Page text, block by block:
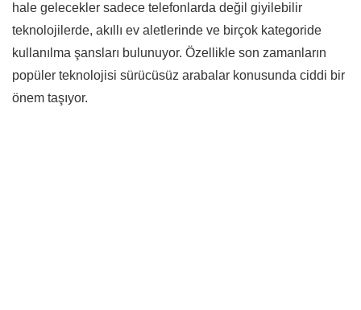
hale gelecekler sadece telefonlarda değil giyilebilir
teknolojilerde, akıllı ev aletlerinde ve birçok kategoride
kullanılma şansları bulunuyor. Özellikle son zamanların
popüler teknolojisi sürücüsüz arabalar konusunda ciddi bir
önem taşıyor.